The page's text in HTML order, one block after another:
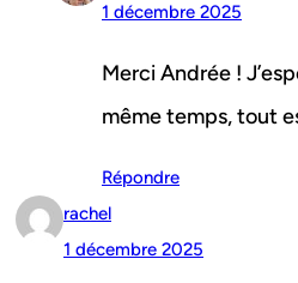
1 décembre 2025
Merci Andrée !
même temps, tout
Répondre
rachel
1 décembre 2025